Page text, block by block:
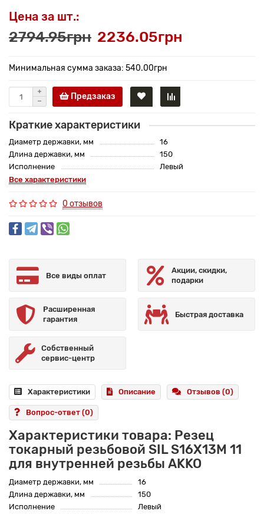
Цена за шт.:
2794.95грн 2236.05грн
Минимальная сумма заказа: 540.00грн
Предзаказ
Краткие характеристики
Диаметр державки, мм
16
Длина державки, мм
150
Исполнение
Левый
Все характеристики
0 отзывов
Все виды оплат
Акции, скидки,
подарки
Расширенная
гарантия
Быстрая доставка
Собственный
сервис-центр
Характеристики Описание Отзывов (0)
Вопрос-ответ (0)
Характеристики товара: Резец
токарный резьбовой SIL S16X13M 11
для внутренней резьбы AKKO
Диаметр державки, мм
16
Длина державки, мм
150
Исполнение
Левый